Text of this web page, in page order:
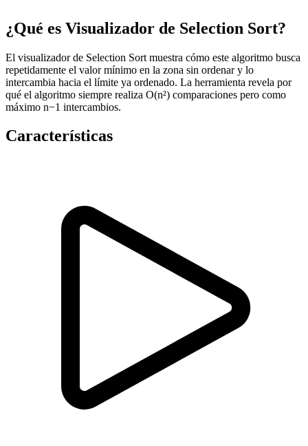
¿Qué es Visualizador de Selection Sort?
El visualizador de Selection Sort muestra cómo este algoritmo busca
repetidamente el valor mínimo en la zona sin ordenar y lo
intercambia hacia el límite ya ordenado. La herramienta revela por
qué el algoritmo siempre realiza O(n²) comparaciones pero como
máximo n−1 intercambios.
Características